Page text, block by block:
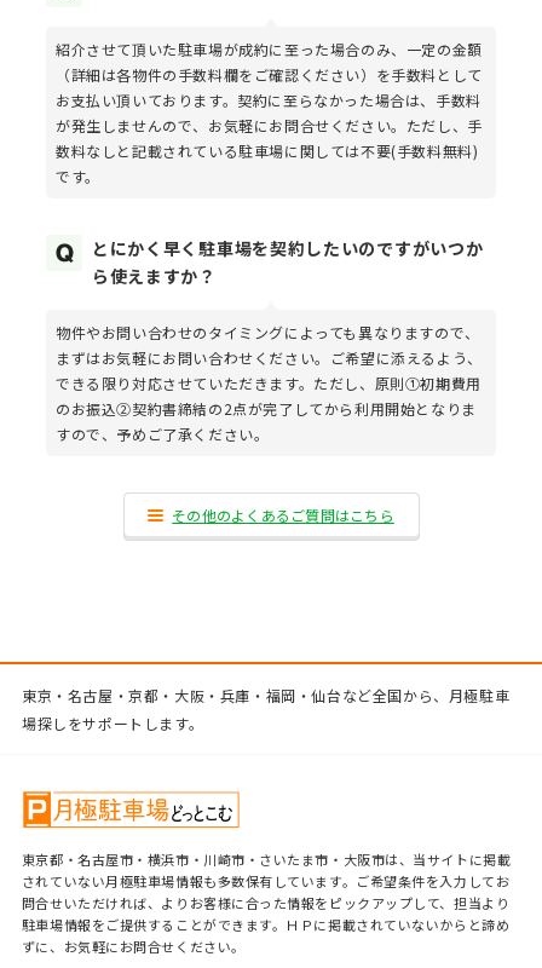
紹介させて頂いた駐車場が成約に至った場合のみ、一定の金額
（詳細は各物件の手数料欄をご確認ください）を手数料として
お支払い頂いております。契約に至らなかった場合は、手数料
が発生しませんので、お気軽にお問合せください。ただし、手
数料なしと記載されている駐車場に関しては不要(手数料無料)
です。
とにかく早く駐車場を契約したいのですがいつか
ら使えますか？
物件やお問い合わせのタイミングによっても異なりますので、
まずはお気軽にお問い合わせください。ご希望に添えるよう、
できる限り対応させていただきます。ただし、原則①初期費用
のお振込②契約書締結の2点が完了してから利用開始となりま
すので、予めご了承ください。
その他のよくあるご質問はこちら
東京・名古屋・京都・大阪・兵庫・福岡・仙台など全国から、月極駐車
場探しをサポートします。
東京都・名古屋市・横浜市・川崎市・さいたま市・大阪市は、当サイトに掲載
されていない月極駐車場情報も多数保有しています。ご希望条件を入力してお
問合せいただければ、よりお客様に合った情報をピックアップして、担当より
駐車場情報をご提供することができます。ＨＰに掲載されていないからと諦め
ずに、お気軽にお問合せください。